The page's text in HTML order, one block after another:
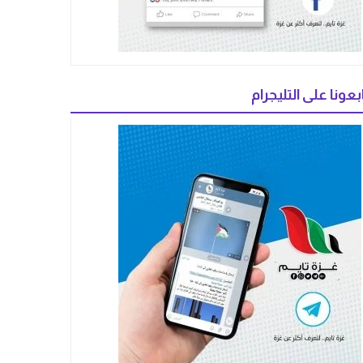
على التليجرام